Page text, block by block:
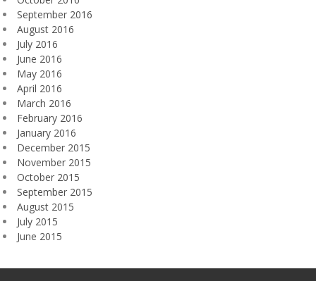
September 2016
August 2016
July 2016
June 2016
May 2016
April 2016
March 2016
February 2016
January 2016
December 2015
November 2015
October 2015
September 2015
August 2015
July 2015
June 2015